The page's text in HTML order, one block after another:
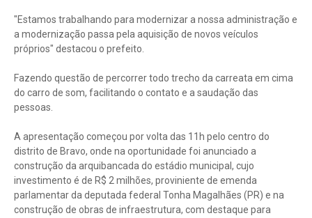
"Estamos trabalhando para modernizar a nossa administração e
a modernização passa pela aquisição de novos veículos
próprios" destacou o prefeito.
Fazendo questão de percorrer todo trecho da carreata em cima
do carro de som, facilitando o contato e a saudação das
pessoas.
A apresentação começou por volta das 11h pelo centro do
distrito de Bravo, onde na oportunidade foi anunciado a
construção da arquibancada do estádio municipal, cujo
investimento é de R$ 2 milhões, proviniente de emenda
parlamentar da deputada federal Tonha Magalhães (PR) e na
construção de obras de infraestrutura, com destaque para